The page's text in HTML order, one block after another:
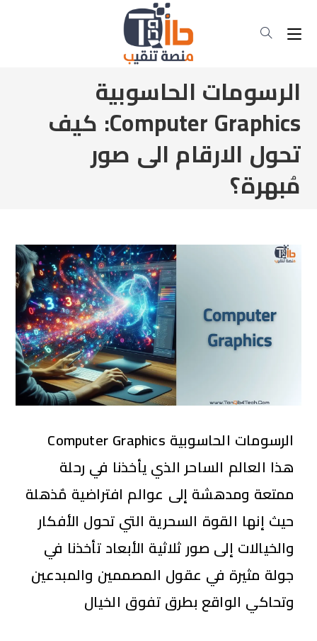
الرسومات الحاسوبية
Computer Graphics: كيف
تحول الارقام الى صور
مُبهرة؟
الرسومات الحاسوبية Computer Graphics
هذا العالم الساحر الذي يأخذنا في رحلة
ممتعة ومدهشة إلى عوالم افتراضية مٌذهلة
حيث إنها القوة السحرية التي تحول الأفكار
والخيالات إلى صور ثلاثية الأبعاد تأخذنا في
جولة مثيرة في عقول المصممين والمبدعين
وتحاكي الواقع بطرق تفوق الخيال